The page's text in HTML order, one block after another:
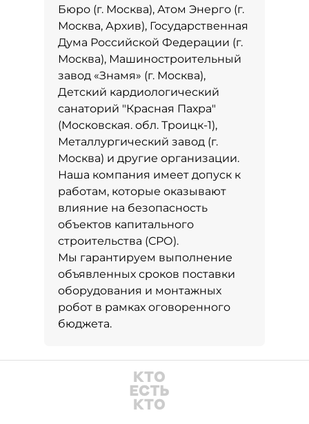
Бюро (г. Москва), Атом Энерго (г.
Москва, Архив), Государственная
Дума Российской Федерации (г.
Москва), Машиностроительный
завод «Знамя» (г. Москва),
Детский кардиологический
санаторий "Красная Пахра"
(Московская. обл. Троицк-1),
Металлургический завод (г.
Москва) и другие организации.
Наша компания имеет допуск к
работам, которые оказывают
влияние на безопасность
объектов капитального
строительства (СРО).
Мы гарантируем выполнение
объявленных сроков поставки
оборудования и монтажных
робот в рамках оговоренного
бюджета.